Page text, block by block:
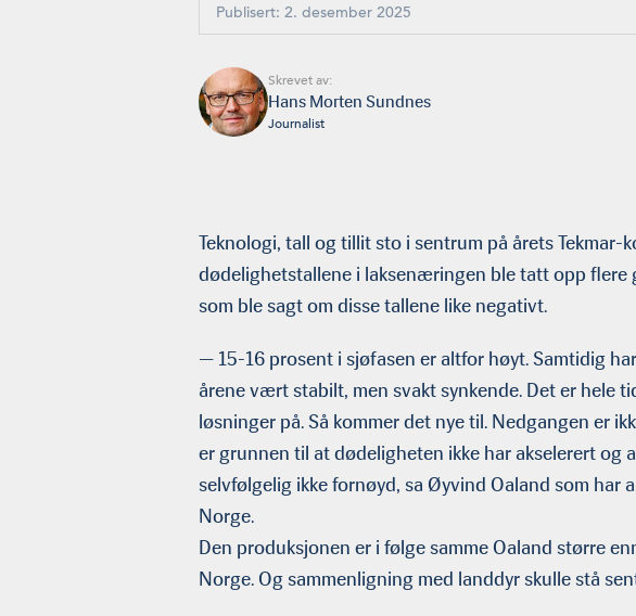
Publisert: 2. desember 2025
Skrevet av:
Hans Morten Sundnes
Journalist
Teknologi, tall og tillit sto i sentrum på årets Tekmar-
dødelighetstallene i laksenæringen ble tatt opp flere
som ble sagt om disse tallene like negativt.
— 15-16 prosent i sjøfasen er altfor høyt. Samtidig
årene vært stabilt, men svakt synkende. Det er hele
løsninger på. Så kommer det nye til. Nedgangen er
er grunnen til at dødeligheten ikke har akselerert og
selvfølgelig ikke fornøyd, sa Øyvind Oaland som har
Norge.
Den produksjonen er i følge samme Oaland større
Norge. Og sammenligning med landdyr skulle stå